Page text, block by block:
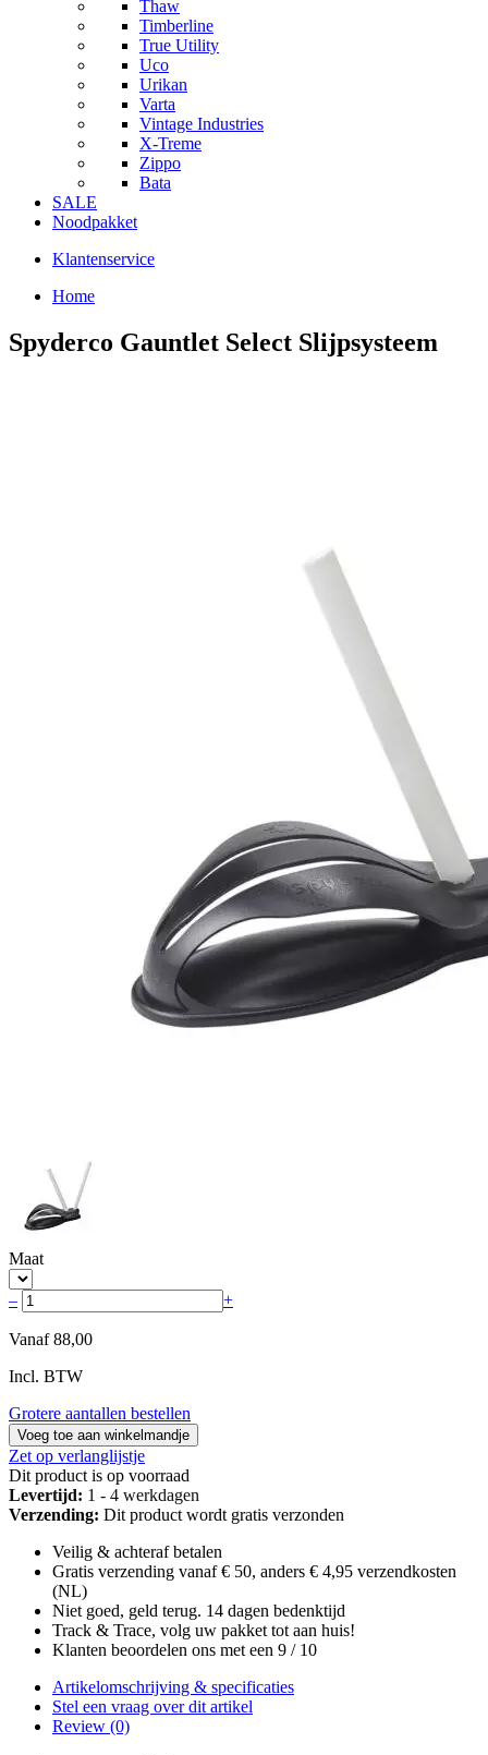
Thaw
Timberline
True Utility
Uco
Urikan
Varta
Vintage Industries
X-Treme
Zippo
Bata
SALE
Noodpakket
Klantenservice
Home
Spyderco Gauntlet Select Slijpsysteem
Maat
– +
Vanaf 88,00
Incl. BTW
Grotere aantallen bestellen
Voeg toe aan winkelmandje
Zet op verlanglijstje
Dit product is op voorraad
Levertijd: 1 - 4 werkdagen
Verzending: Dit product wordt gratis verzonden
Veilig & achteraf betalen
Gratis verzending vanaf € 50, anders € 4,95 verzendkosten
(NL)
Niet goed, geld terug. 14 dagen bedenktijd
Track & Trace, volg uw pakket tot aan huis!
Klanten beoordelen ons met een 9 / 10
Artikelomschrijving & specificaties
Stel een vraag over dit artikel
Review (0)